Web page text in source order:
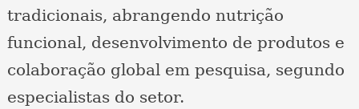
tradicionais, abrangendo nutrição
funcional, desenvolvimento de produtos e
colaboração global em pesquisa, segundo
especialistas do setor.